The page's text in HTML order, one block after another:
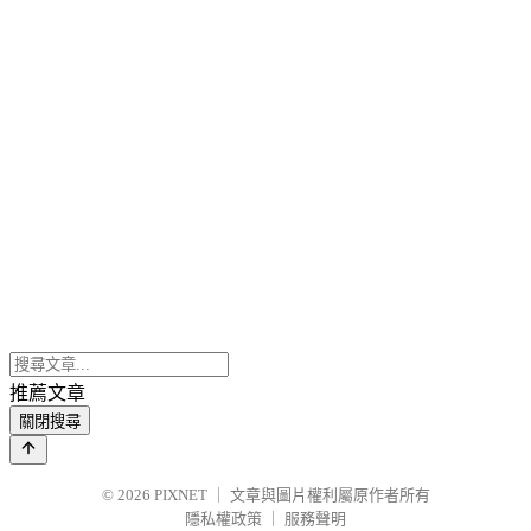
推薦文章
關閉搜尋
© 2026 PIXNET
文章與圖片權利屬原作者所有
隱私權政策
服務聲明